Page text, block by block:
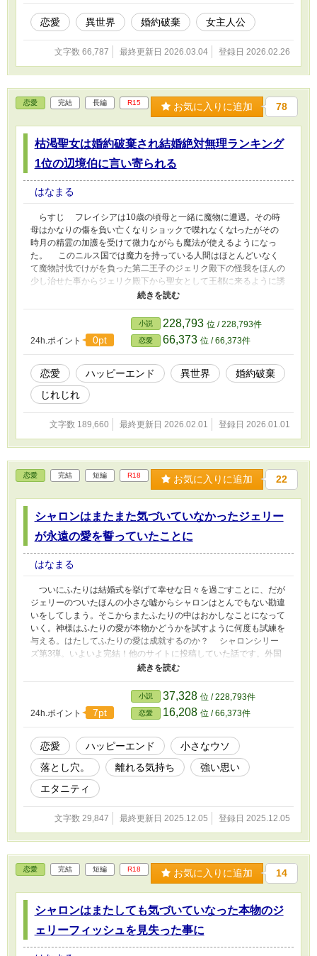
稿しています。誤字脱字がありましたらお詫びいたします。いいね
など応援よろしくお願いします。どうか最後までお付き合いよろし
くお願いします。
恋愛 異世界 婚約破棄 女主人公
文字数 66,787 最終更新日 2026.03.04 登録日 2026.02.26
恋愛 完結 長編 R15 お気に入りに追加 78
枯渇聖女は婚約破棄され結婚絶対無理ランキング
1位の辺境伯に言い寄られる
はなまる
らすじ フレイシアは10歳の頃母と一緒に魔物に遭遇。その時
母はかなりの傷を負い亡くなりショックで喋れなくなtったがその
時月の精霊の加護を受けて微力ながらも魔法が使えるようになっ
た。 このニルス国では魔力を持っている人間はほとんどいなく
て魔物討伐でけがを負った第二王子のジェリク殿下の怪我をほんの
少し治せた事からジェリク殿下から聖女として王都に来るように誘
われる。 フレイシアは戸惑いながらも淡い恋心を抱きジェリク
殿下の申し出を受ける。 そして王都の聖教会で聖女として働く
ことになりジェリク殿下からも頼られ婚約者にもなってこの6年フ
レイシアはジェリク殿下の期待に応えようと必死だった。 だ
が、最近になってジェリクは治癒魔法が使えるカトリーナ公爵令嬢
に気持ちを移してしまう。 その前からジェリク殿下の態度に不
信感を抱いていたフレイシアは魔力をだんだん失くしていて、つい
にジェリクから枯渇聖女と言われ婚約を破棄されおまけに群れ衣を
着せられて王都から辺境に追放される事になった。 追放が決ま
し、翌日、辺境に向かう騎士3名と一緒に荷馬車に乗ってその途中
んな力を持って辺境に‥ 明けましておめでとうございます。
今年もよろしくお願いします。少し間が開いてしまいましたがよろ
しくです。 まったくの空想の異世界のお話。誤字脱字などご不
快な点は平にご容赦お願いします。最後までお付き合いいただける
と嬉しいです。他のサイトにも投稿しています。
24h.ポイント 0pt
小説 228,793 位 / 228,793件
恋愛 66,373 位 / 66,373件
恋愛 ハッピーエンド 異世界
婚約破棄
じれじれ
文字数 189,660 最終更新日 2026.02.01 登録日 2026.01.01
恋愛 完結 短編 R18 お気に入りに追加 22
シャロンはまたまた気づいていなかったジェリー
が永遠の愛を誓っていたことに
はなまる
ついにふたりは結婚式を挙げて幸せな日々を過ごすことに、だが
ジェリーのついたほんの小さな嘘からシャロンはとんでもない勘違
いをしてしまう。そこからまたふたりの中はおかしなことになって
いく。神様はふたりの愛が本物かどうかを試すように何度も試練を
与える。はたしてふたりの愛は成就するのか？ シャロンシリー
ズ第3弾。いよいよ完結！他のサイトに投稿していた話です。外国
現代。もちろん空想のお話です。 申し訳ありません。話の1と2が
逆になっていますごめんなさい。
24h.ポイント 7pt
小説 37,328 位 / 228,793件
恋愛 16,208 位 / 66,373件
恋愛 ハッピーエンド
小さなウソ
落とし穴。
離れる気持ち
強い思い
エタニティ
文字数 29,847 最終更新日 2025.12.05 登録日 2025.12.05
恋愛 完結 短編 R18 お気に入りに追加 14
シャロンはまたしても気づいていなった本物のジ
ェリーフィッシュを見失った事に